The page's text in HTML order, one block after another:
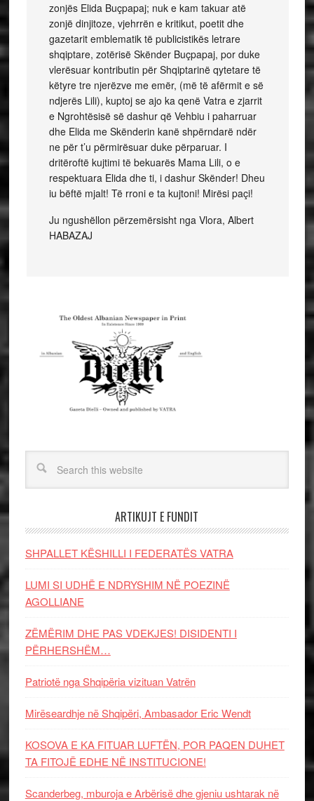
zonjës Elida Buçpapaj; nuk e kam takuar atë
zonjë dinjitoze, vjehrrën e kritikut, poetit dhe
gazetarit emblematik të publicistikës letrare
shqiptare, zotërisë Skënder Buçpapaj, por duke
vlerësuar kontributin për Shqiptarinë qytetare të
këtyre tre njerëzve me emër, (më të afërmit e së
ndjerës Lili), kuptoj se ajo ka qenë Vatra e zjarrit
e Ngrohtësisë së dashur që Vehbiu i paharruar
dhe Elida me Skënderin kanë shpërndarë ndër
ne për t’u përmirësuar duke përparuar. I
dritëroftë kujtimi të bekuarës Mama Lili, o e
respektuara Elida dhe ti, i dashur Skënder! Dheu
iu bëftë mjalt! Të rroni e ta kujtoni! Mirësi paçi!
Ju ngushëllon përzemërsisht nga Vlora, Albert
HABAZAJ
ARTIKUJT E FUNDIT
SHPALLET KËSHILLI I FEDERATËS VATRA
LUMI SI UDHË E NDRYSHIM NË POEZINË
AGOLLIANE
ZËMËRIM DHE PAS VDEKJES! DISIDENTI I
PËRHERSHËM…
Patriotë nga Shqipëria vizituan Vatrën
Mirëseardhje në Shqipëri, Ambasador Eric Wendt
KOSOVA E KA FITUAR LUFTËN, POR PAQEN DUHET
TA FITOJË EDHE NË INSTITUCIONE!
Scanderbeg, mburoja e Arbërisë dhe gjeniu ushtarak në